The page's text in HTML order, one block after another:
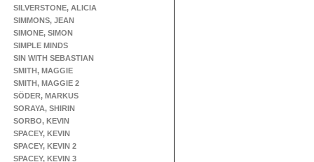
SILVERSTONE, ALICIA
SIMMONS, JEAN
SIMONE, SIMON
SIMPLE MINDS
SIN WITH SEBASTIAN
SMITH, MAGGIE
SMITH, MAGGIE 2
SÖDER, MARKUS
SORAYA, SHIRIN
SORBO, KEVIN
SPACEY, KEVIN
SPACEY, KEVIN 2
SPACEY, KEVIN 3